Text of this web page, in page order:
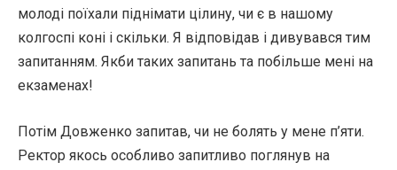
молоді поїхали піднімати цілину, чи є в нашому
колгоспі коні і скільки. Я відповідав і дивувався тим
запитанням. Якби таких запитань та побільше мені на
екзаменах!
Потім Довженко запитав, чи не болять у мене п’яти.
Ректор якось особливо запитливо поглянув на